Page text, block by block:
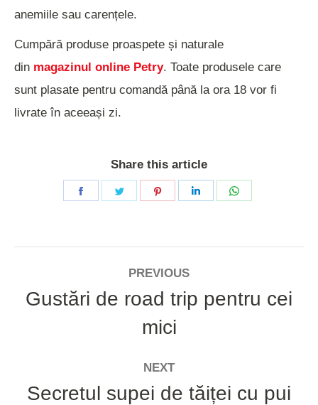
anemiile sau carențele.
Cumpără produse proaspete și naturale
din magazinul online Petry. Toate produsele care
sunt plasate pentru comandă până la ora 18 vor fi
livrate în aceeași zi.
Share this article
Share
Share
Share
Share
NAVIGATIONPREVIOUS
Previous
post:
Gustări de road trip pentru cei
mici
NEXT
Secretul supei de tăiței cu pui